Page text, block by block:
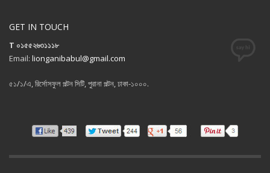
GET IN TOUCH
T ০১৫৫২৬৩১১১৮
Email: lionganibabul@gmail.com
৫১/১/এ, রির্সোসফুল পল্টন সিটি, পুরানা পল্টন, ঢাকা-১০০০.